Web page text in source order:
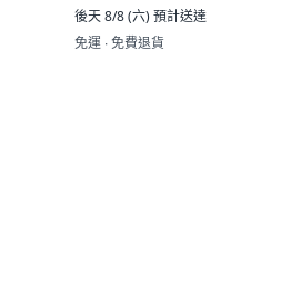
後天 8/8 (六) 預計送達
免運 ∙ 免費退貨